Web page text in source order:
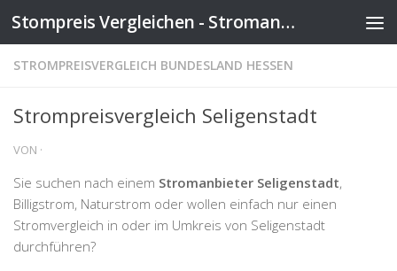
Zum Inhalt springen Stompreis Vergleichen - Stromanbieter wechseln
STROMPREISVERGLEICH BUNDESLAND HESSEN
Strompreisvergleich Seligenstadt
VON ·
Sie suchen nach einem Stromanbieter Seligenstadt,
Billigstrom, Naturstrom oder wollen einfach nur einen
Stromvergleich in oder im Umkreis von Seligenstadt
durchführen?